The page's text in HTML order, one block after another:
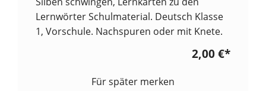
Lernwörter Schulmaterial. Deutsch Klasse
1, Vorschule. Nachspuren oder mit Knete.
2,00 €*
Für später merken